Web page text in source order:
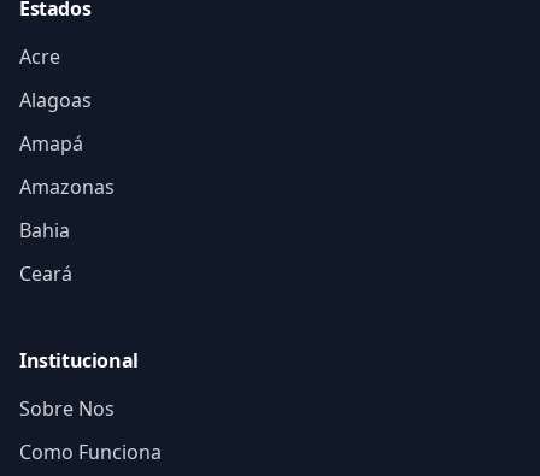
Estados
Acre
Alagoas
Amapá
Amazonas
Bahia
Ceará
Institucional
Sobre Nos
Como Funciona